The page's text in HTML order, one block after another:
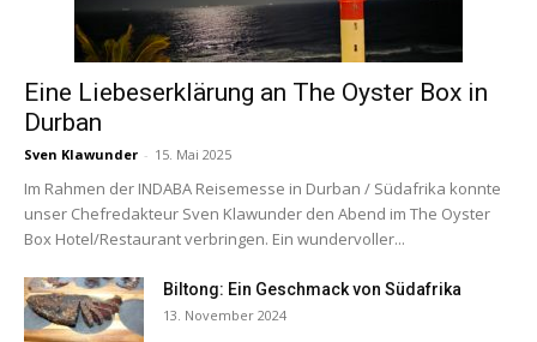
Eine Liebeserklärung an The Oyster Box in
Durban
Sven Klawunder - 15. Mai 2025
Im Rahmen der INDABA Reisemesse in Durban / Südafrika konnte
unser Chefredakteur Sven Klawunder den Abend im The Oyster
Box Hotel/Restaurant verbringen. Ein wundervoller...
Biltong: Ein Geschmack von Südafrika
13. November 2024